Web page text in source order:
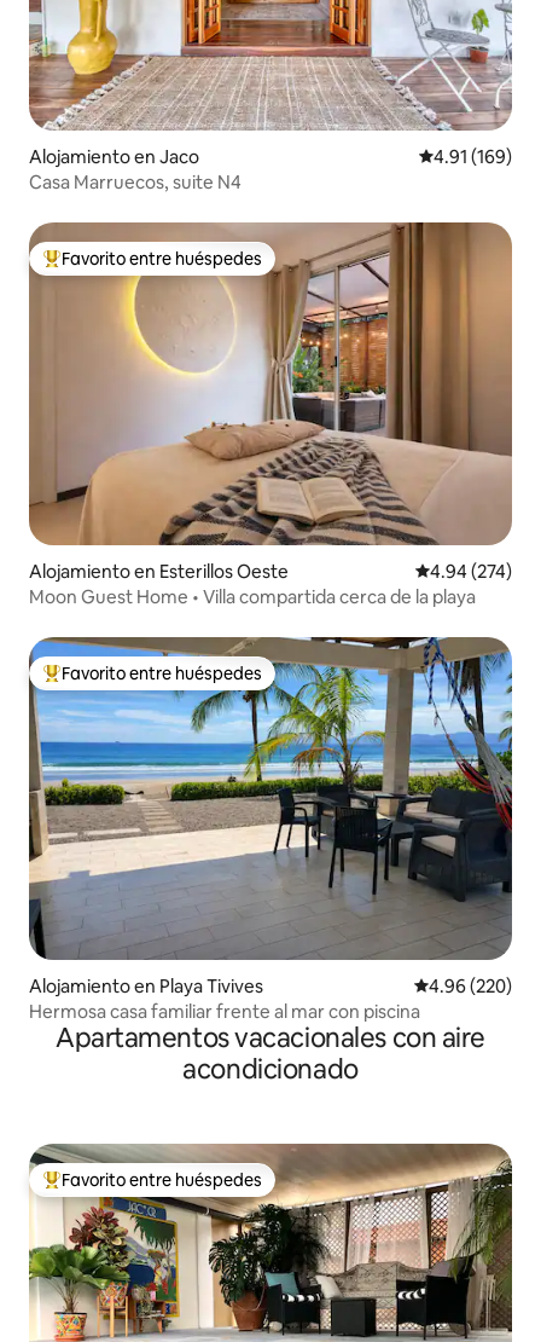
Alojamiento en Jaco Calificación
4.91 (169)
Casa Marruecos, suite N4
Favorito entre huéspedes preferido
Favorito entre huéspedes
Alojamiento en Esterillos Oeste Calificación
4.94 (274)
Moon Guest Home • Villa compartida cerca de la playa
Favorito entre huéspedes preferido
Favorito entre huéspedes
Alojamiento en Playa Tivives Calificación
4.96 (220)
Hermosa casa familiar frente al mar con piscina
Apartamentos vacacionales con aire
acondicionado
Favorito entre huéspedes preferido
Favorito entre huéspedes